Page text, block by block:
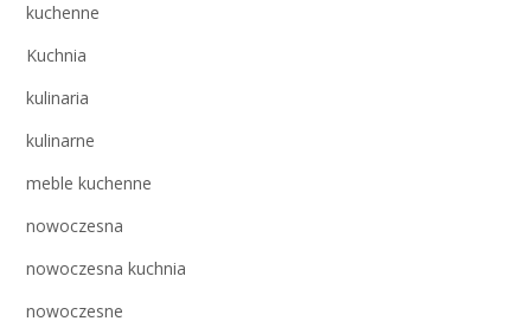
kuchenne
Kuchnia
kulinaria
kulinarne
meble kuchenne
nowoczesna
nowoczesna kuchnia
nowoczesne